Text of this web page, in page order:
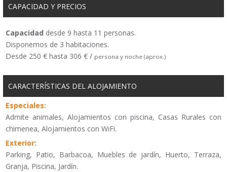
CAPACIDAD Y PRECIOS
Capacidad desde 9 hasta 11 personas.
Disponemos de 3 habitaciones.
Desde 250 € hasta 306 € / persona y noche (aprox.)
CARACTERÍSTICAS DEL ALOJAMIENTO
Especiales:
Admite animales, Alojamientos con piscina, Casas Rurales con
chimenea, Alojamientos con WiFi.
Exterior:
Parking, Patio, Barbacoa, Muebles de jardín, Huerto, Terraza,
Granja, Piscina, Jardín.